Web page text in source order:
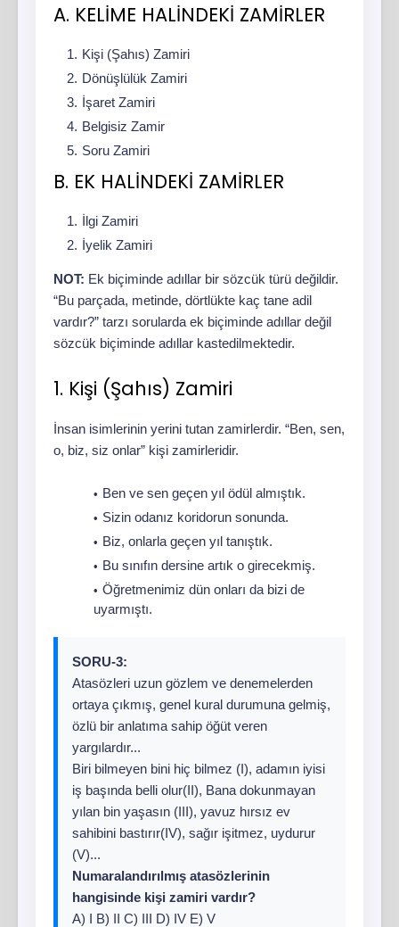
A. KELİME HALİNDEKİ ZAMİRLER
Kişi (Şahıs) Zamiri
Dönüşlülük Zamiri
İşaret Zamiri
Belgisiz Zamir
Soru Zamiri
B. EK HALİNDEKİ ZAMİRLER
İlgi Zamiri
İyelik Zamiri
NOT: Ek biçiminde adıllar bir sözcük türü değildir.
“Bu parçada, metinde, dörtlükte kaç tane adil
vardır?” tarzı sorularda ek biçiminde adıllar değil
sözcük biçiminde adıllar kastedilmektedir.
1. Kişi (Şahıs) Zamiri
İnsan isimlerinin yerini tutan zamirlerdir. “Ben, sen,
o, biz, siz onlar” kişi zamirleridir.
Ben ve sen geçen yıl ödül almıştık.
Sizin odanız koridorun sonunda.
Biz, onlarla geçen yıl tanıştık.
Bu sınıfın dersine artık o girecekmiş.
Öğretmenimiz dün onları da bizi de
uyarmıştı.
SORU-3:
Atasözleri uzun gözlem ve denemelerden
ortaya çıkmış, genel kural durumuna gelmiş,
özlü bir anlatıma sahip öğüt veren
yargılardır...
Biri bilmeyen bini hiç bilmez (I), adamın iyisi
iş başında belli olur(II), Bana dokunmayan
yılan bin yaşasın (III), yavuz hırsız ev
sahibini bastırır(IV), sağır işitmez, uydurur
(V)...
Numaralandırılmış atasözlerinin
hangisinde kişi zamiri vardır?
A) I B) II C) III D) IV E) V